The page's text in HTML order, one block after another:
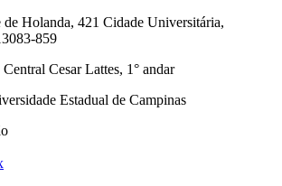
Holanda, 421 Cidade Universitária,
859
Cesar Lattes, 1° andar
Estadual de Campinas